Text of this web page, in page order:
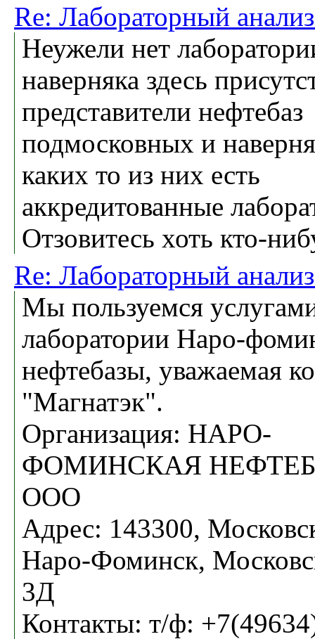
Re: Лабораторный
Неужели нет
наверняка здесь
представители нефтебаз
подмосковных и
каких то из них есть
аккредитованные
Отзовитесь хоть кто-
Re: Лабораторный
Мы пользуемся
лаборатории Наро-
нефтебазы, уважаемая
"Магнатэк".
Организация: НАРО-
ФОМИНСКАЯ
ООО
Адрес: 143300,
Наро-Фоминск,
3Д
Контакты: т/ф: